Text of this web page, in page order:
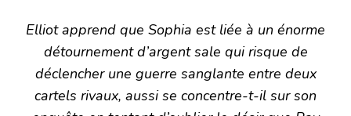
Elliot apprend que Sophia est liée à un énorme
détournement d’argent sale qui risque de
déclencher une guerre sanglante entre deux
cartels rivaux, aussi se concentre-t-il sur son